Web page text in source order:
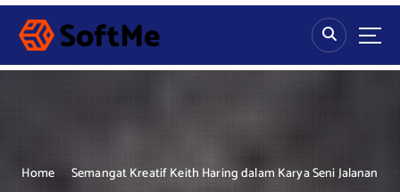
S
p
Home Semangat Kreatif Keith Haring dalam Karya Seni Jalanan